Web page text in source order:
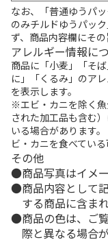
なお、「普通ゆうパ
のみチルドゆうパッ
ず、商品内容欄にその
アレルギー情報に
商品に「小麦」「そ
に」「くるみ」のア
を表示します。
※エビ・カニを除く
された加工品も含む
いる場合があります
ビ・カニを食べている
その他
商品写真はイメー
商品内容として
する商品に含ま
商品の色は、ご
際と異なる場合